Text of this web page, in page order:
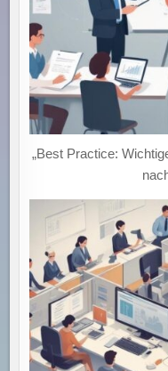
„Best Practice: